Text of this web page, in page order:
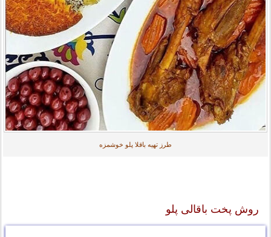
طرز تهیه باقلا پلو خوشمزه
روش پخت باقالی پلو